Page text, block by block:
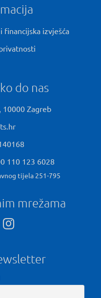
financijska izvješća
do nas
10000 Zagreb
110 123 6028
tijela 251-795
mrežama